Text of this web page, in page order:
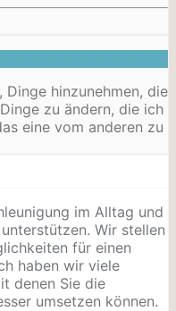
hinzunehmen, die
zu ändern, die ich
eine vom anderen zu
im Alltag und
Wir stellen
für einen
haben wir viele
denen Sie die
umsetzen können.